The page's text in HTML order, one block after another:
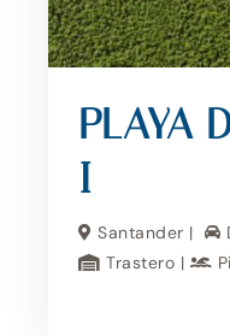
PLAYA
I
Santander |
Trastero |